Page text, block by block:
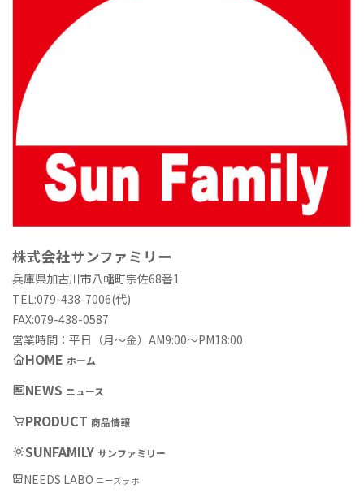
株式会社サンファミリー
兵庫県加古川市八幡町宗佐68番1
TEL:079-438-7006(代)
FAX:079-438-0587
営業時間：平日（月〜金）AM9:00〜PM18:00
HOME ホーム
NEWS ニュース
PRODUCT 商品情報
SUNFAMILY サンファミリー
NEEDS LABO ニーズラボ